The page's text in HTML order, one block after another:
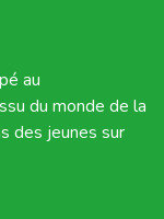
au
du monde de la
des jeunes sur